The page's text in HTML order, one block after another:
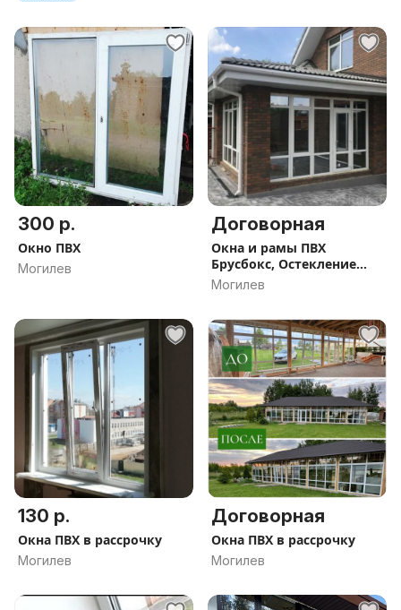
300 р.
Окно ПВХ
Могилев
Договорная
Окна и рамы ПВХ
Брусбокс, Остекление
Террас , Пристроек,
Могилев
130 р.
Окна ПВХ в рассрочку
Могилев
Договорная
Окна ПВХ в рассрочку
Могилев